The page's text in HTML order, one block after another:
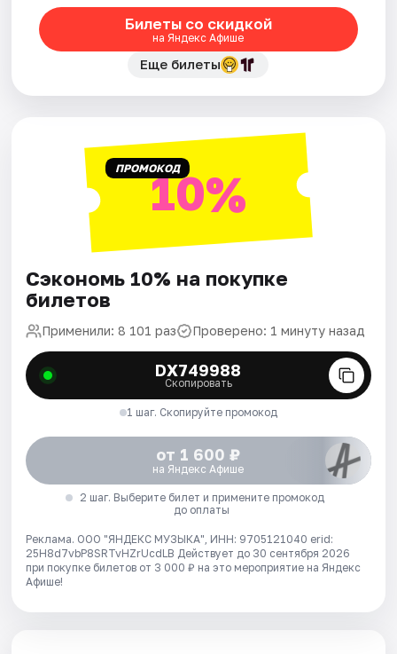
Билеты со скидкой
на Яндекс Афише
Еще билеты
ПРОМОКОД10%
Сэкономь 10% на покупке
билетов
Применили: 8 101 раз Проверено: 1 минуту назад
DX749988
Скопировать
1 шаг. Скопируйте промокод
от 1 600 ₽
на Яндекс Афише
2 шаг. Выберите билет и примените промокод
до оплаты
Реклама. ООО "ЯНДЕКС МУЗЫКА", ИНН: 9705121040 erid:
25H8d7vbP8SRTvHZrUcdLB Действует до 30 сентября 2026
при покупке билетов от 3 000 ₽ на это мероприятие на Яндекс
Афише!